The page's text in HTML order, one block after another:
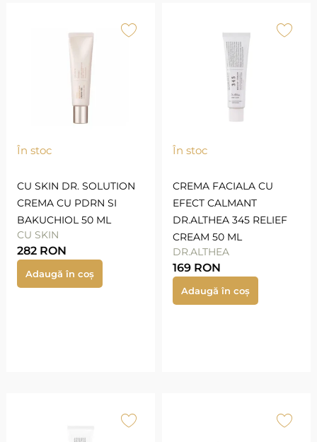
În stoc
CU SKIN DR. SOLUTION
CREMA CU PDRN SI
BAKUCHIOL 50 ML
CU SKIN
282 RON
Adaugă în coș
În stoc
CREMA FACIALA CU
EFECT CALMANT
DR.ALTHEA 345 RELIEF
CREAM 50 ML
DR.ALTHEA
169 RON
Adaugă în coș